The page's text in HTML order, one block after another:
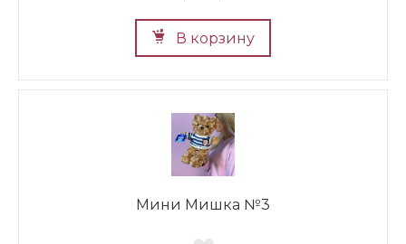
В корзину
Мини Мишка №3